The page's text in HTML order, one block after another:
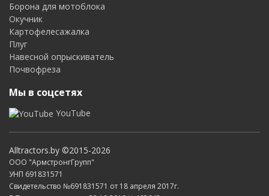
Борона для мотоблока
Окучник
Картофелесажалка
Плуг
Навесной опрыскиватель
Почвофреза
Мы в соцсетях
YouTube
Alltractors.by ©2015-2026
ООО "АрмстронгГрупп"
УНП 691831571
Свидетельство №691831571 от 18 апреля 2017г.